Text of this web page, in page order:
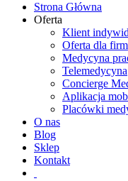
Strona Główna
Oferta
Klient
Oferta dla firm
Medycyna
Telemedycyna
Concierge
Aplikacja
Placówki
O nas
Blog
Sklep
Kontakt